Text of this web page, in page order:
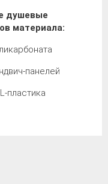
душевые
материала:
панелей
пластика